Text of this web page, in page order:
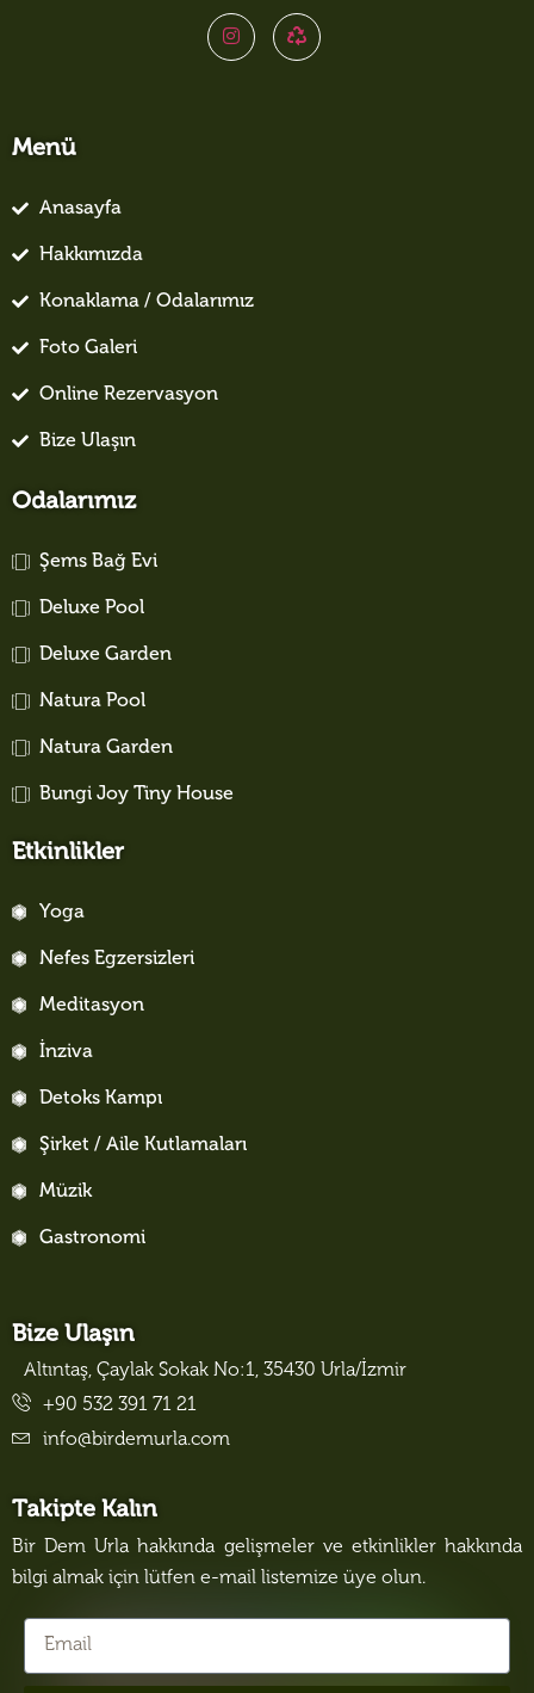
Menü
Anasayfa
Hakkımızda
Konaklama / Odalarımız
Foto Galeri
Online Rezervasyon
Bize Ulaşın
Odalarımız
Şems Bağ Evi
Deluxe Pool
Deluxe Garden
Natura Pool
Natura Garden
Bungi Joy Tiny House
Etkinlikler
Yoga
Nefes Egzersizleri
Meditasyon
İnziva
Detoks Kampı
Şirket / Aile Kutlamaları
Müzik
Gastronomi
Bize Ulaşın
Altıntaş, Çaylak Sokak No:1, 35430 Urla/İzmir
+90 532 391 71 21
info@birdemurla.com
Takipte Kalın
Bir Dem Urla hakkında gelişmeler ve etkinlikler hakkında
bilgi almak için lütfen e-mail listemize üye olun.